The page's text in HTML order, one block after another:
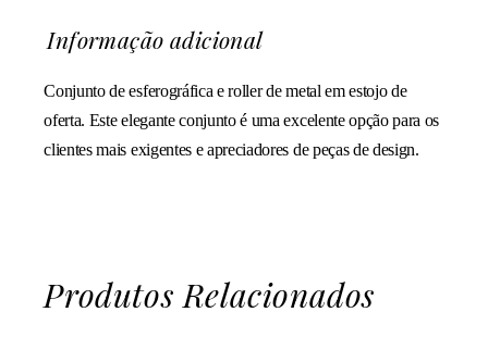
Informação adicional
Conjunto de esferográfica e roller de metal em estojo de
oferta. Este elegante conjunto é uma excelente opção para os
clientes mais exigentes e apreciadores de peças de design.
Produtos Relacionados